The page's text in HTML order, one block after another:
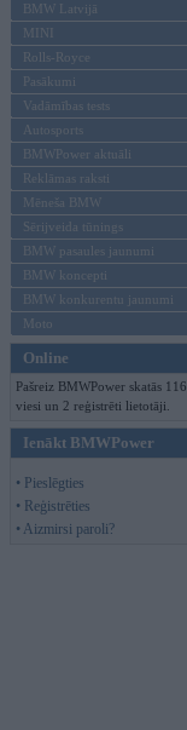
BMW Latvijā
MINI
Rolls-Royce
Pasākumi
Vadāmības tests
Autosports
BMWPower aktuāli
Reklāmas raksti
Mēneša BMW
Sērijveida tūnings
BMW pasaules jaunumi
BMW koncepti
BMW konkurentu jaunumi
Moto
Online
Pašreiz BMWPower skatās 116
viesi un 2 reģistrēti lietotāji.
Ienākt BMWPower
• Pieslēgties
• Reģistrēties
• Aizmirsi paroli?